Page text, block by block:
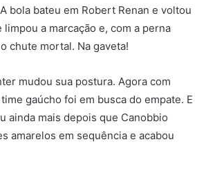
bola bateu em Robert Renan e voltou
limpou a marcação e, com a perna
chute mortal. Na gaveta!
mudou sua postura. Agora com
gaúcho foi em busca do empate. E
ainda mais depois que Canobbio
amarelos em sequência e acabou